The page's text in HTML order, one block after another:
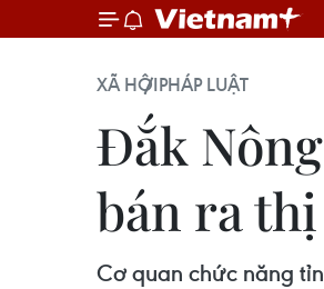
XÃ HỘIPHÁP LUẬT
Đắk
bán ra
Cơ quan chức năng